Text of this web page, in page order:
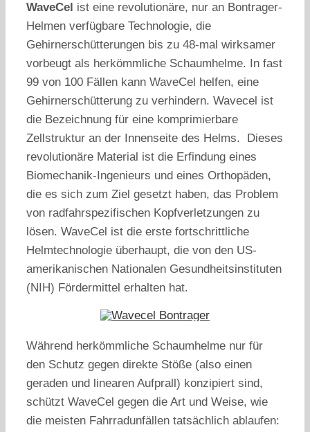
WaveCel ist eine revolutionäre, nur an Bontrager-
Helmen verfügbare Technologie, die
Gehirnerschütterungen bis zu 48-mal wirksamer
vorbeugt als herkömmliche Schaumhelme. In fast
99 von 100 Fällen kann WaveCel helfen, eine
Gehirnerschütterung zu verhindern. Wavecel ist
die Bezeichnung für eine komprimierbare
Zellstruktur an der Innenseite des Helms. Dieses
revolutionäre Material ist die Erfindung eines
Biomechanik-Ingenieurs und eines Orthopäden,
die es sich zum Ziel gesetzt haben, das Problem
von radfahrspezifischen Kopfverletzungen zu
lösen. WaveCel ist die erste fortschrittliche
Helmtechnologie überhaupt, die von den US-
amerikanischen Nationalen Gesundheitsinstituten
(NIH) Fördermittel erhalten hat.
Während herkömmliche Schaumhelme nur für
den Schutz gegen direkte Stöße (also einen
geraden und linearen Aufprall) konzipiert sind,
schützt WaveCel gegen die Art und Weise, wie
die meisten Fahrradunfällen tatsächlich ablaufen: